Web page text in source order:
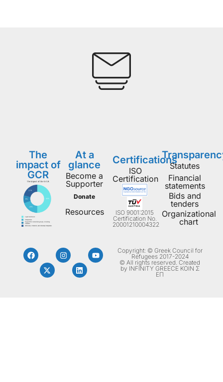
The
impact of
GCR
At a
glance
Become a
Supporter
Donate
Resources
Certifications
ISO
Certification
ISO 9001:2015
Certification No.
20001210004322
Statutes
Financial
statements
Bids and
tenders
Organizational
chart
Copyright: © Greek Council for
Refugees 2017-2024
© All rights reserved. Created
by INFINITY GREECE ΚΟΙΝ Σ
ΕΠ